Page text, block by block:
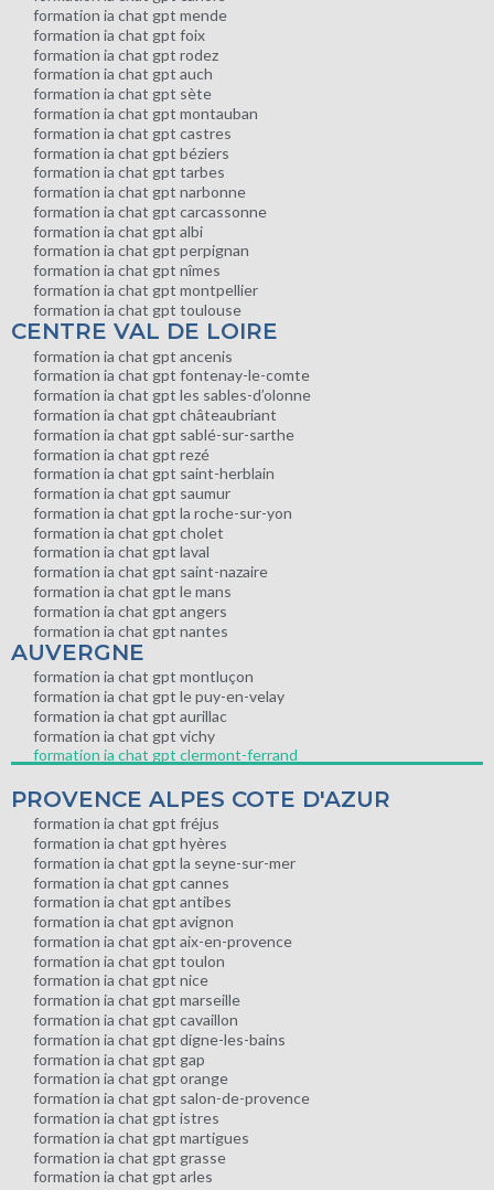
formation ia chat gpt mende
formation ia chat gpt foix
formation ia chat gpt rodez
formation ia chat gpt auch
formation ia chat gpt sète
formation ia chat gpt montauban
formation ia chat gpt castres
formation ia chat gpt béziers
formation ia chat gpt tarbes
formation ia chat gpt narbonne
formation ia chat gpt carcassonne
formation ia chat gpt albi
formation ia chat gpt perpignan
formation ia chat gpt nîmes
formation ia chat gpt montpellier
formation ia chat gpt toulouse
CENTRE VAL DE LOIRE
formation ia chat gpt ancenis
formation ia chat gpt fontenay-le-comte
formation ia chat gpt les sables-d’olonne
formation ia chat gpt châteaubriant
formation ia chat gpt sablé-sur-sarthe
formation ia chat gpt rezé
formation ia chat gpt saint-herblain
formation ia chat gpt saumur
formation ia chat gpt la roche-sur-yon
formation ia chat gpt cholet
formation ia chat gpt laval
formation ia chat gpt saint-nazaire
formation ia chat gpt le mans
formation ia chat gpt angers
formation ia chat gpt nantes
AUVERGNE
formation ia chat gpt montluçon
formation ia chat gpt le puy-en-velay
formation ia chat gpt aurillac
formation ia chat gpt vichy
formation ia chat gpt clermont-ferrand
PROVENCE ALPES COTE D'AZUR
formation ia chat gpt fréjus
formation ia chat gpt hyères
formation ia chat gpt la seyne-sur-mer
formation ia chat gpt cannes
formation ia chat gpt antibes
formation ia chat gpt avignon
formation ia chat gpt aix-en-provence
formation ia chat gpt toulon
formation ia chat gpt nice
formation ia chat gpt marseille
formation ia chat gpt cavaillon
formation ia chat gpt digne-les-bains
formation ia chat gpt gap
formation ia chat gpt orange
formation ia chat gpt salon-de-provence
formation ia chat gpt istres
formation ia chat gpt martigues
formation ia chat gpt grasse
formation ia chat gpt arles